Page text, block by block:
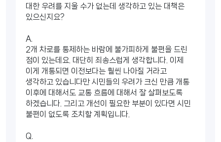
대한 우려를 지울 수가 없는데 생각하고 있는 대책은
있으신지요?
A.
2개 차로를 통제하는 바람에 불가피하게 불편을 드린
점이 있는데요. 대단히 죄송스럽게 생각합니다. 이제
이게 개통되면 이전보다는 훨씬 나아질 거라고
생각하고 있습니다만 시민들의 우려가 크신 만큼 개통
이후에 대해서도 교통 흐름에 대해서 잘 살펴보도록
하겠습니다. 그리고 개선이 필요한 부분이 있다면 시민
불편이 없도록 조치할 계획입니다.
Q.